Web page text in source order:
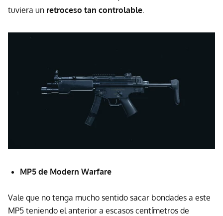
tuviera un retroceso tan controlable.
MP5 de Modern Warfare
Vale que no tenga mucho sentido sacar bondades a este
MP5 teniendo el anterior a escasos centímetros de